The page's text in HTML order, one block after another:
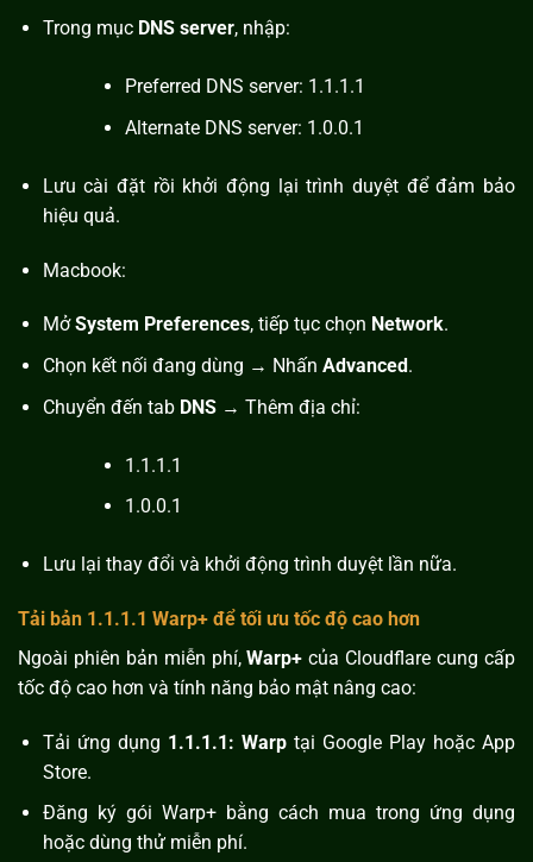
Trong mục DNS server, nhập:
Preferred DNS server: 1.1.1.1
Alternate DNS server: 1.0.0.1
Lưu cài đặt rồi khởi động lại trình duyệt để đảm bảo
hiệu quả.
Macbook:
MởSystem Preferences, tiếp tục chọn Network.
Chọn kết nối đang dùng → Nhấn Advanced.
Chuyển đến tab DNS→ Thêm địa chỉ:
1.1.1.1
1.0.0.1
Lưu lại thay đổi và khởi động trình duyệt lần nữa.
Tải bản 1.1.1.1 Warp+ để tối ưu tốc độ cao hơn
Ngoài phiên bản miễn phí,Warp+ của Cloudflare cung cấp
tốc độ cao hơn và tính năng bảo mật nâng cao:
Tải ứng dụng 1.1.1.1: Warptại Google Play hoặc App
Store.
Đăng ký gói Warp+ bằng cách mua trong ứng dụng
hoặc dùng thử miễn phí.